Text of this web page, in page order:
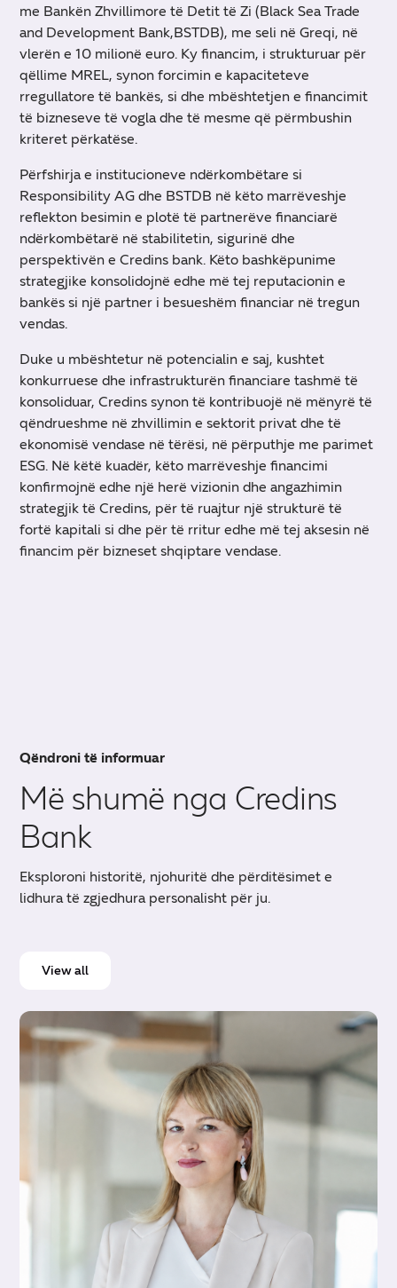
me Bankën Zhvillimore të Detit të Zi (Black Sea Trade
and Development Bank,BSTDB), me seli në Greqi, në
vlerën e 10 milionë euro. Ky financim, i strukturuar për
qëllime MREL, synon forcimin e kapaciteteve
rregullatore të bankës, si dhe mbështetjen e financimit
të bizneseve të vogla dhe të mesme që përmbushin
kriteret përkatëse.
Përfshirja e institucioneve ndërkombëtare si
Responsibility AG dhe BSTDB në këto marrëveshje
reflekton besimin e plotë të partnerëve financiarë
ndërkombëtarë në stabilitetin, sigurinë dhe
perspektivën e Credins bank. Këto bashkëpunime
strategjike konsolidojnë edhe më tej reputacionin e
bankës si një partner i besueshëm financiar në tregun
vendas.
Duke u mbështetur në potencialin e saj, kushtet
konkurruese dhe infrastrukturën financiare tashmë të
konsoliduar, Credins synon të kontribuojë në mënyrë të
qëndrueshme në zhvillimin e sektorit privat dhe të
ekonomisë vendase në tërësi, në përputhje me parimet
ESG. Në këtë kuadër, këto marrëveshje financimi
konfirmojnë edhe një herë vizionin dhe angazhimin
strategjik të Credins, për të ruajtur një strukturë të
fortë kapitali si dhe për të rritur edhe më tej aksesin në
financim për bizneset shqiptare vendase.
Qëndroni të informuar
Më shumë nga Credins
Bank
Eksploroni historitë, njohuritë dhe përditësimet e
lidhura të zgjedhura personalisht për ju.
View all